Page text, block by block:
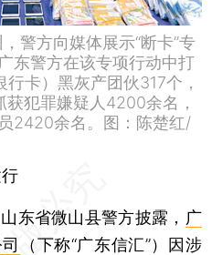
警方向媒体展示“断卡”专
东警方在该专项行动中打
行卡）黑灰产团伙317个，
犯罪嫌疑人4200余名，
2420余名。图：陈楚红/
省微山县警方披露， 广
（下称“广东信汇”）因涉